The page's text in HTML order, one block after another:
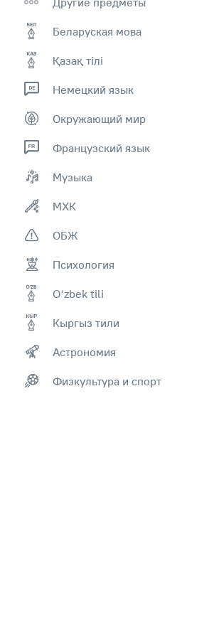
Беларуская мова
Қазақ тiлi
Немецкий язык
Окружающий мир
Французский язык
Музыка
МХК
ОБЖ
Психология
Оʻzbek tili
Кыргыз тили
Астрономия
Физкультура и спорт